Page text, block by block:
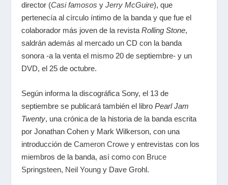
director (Casi famosos yJerry McGuire), que
pertenecía al círculo íntimo de la banda y que fue el
colaborador más joven de la revistaRolling Stone,
saldrán además al mercado un CD con la banda
sonora -a la venta el mismo 20 de septiembre- y un
DVD, el 25 de octubre.
Según informa la discográfica Sony, el 13 de
septiembre se publicará también el libroPearl Jam
Twenty, una crónica de la historia de la banda escrita
por Jonathan Cohen y Mark Wilkerson, con una
introducción deCameron Crowe y entrevistas con los
miembros de la banda, así como con Bruce
Springsteen, Neil Young y Dave Grohl.